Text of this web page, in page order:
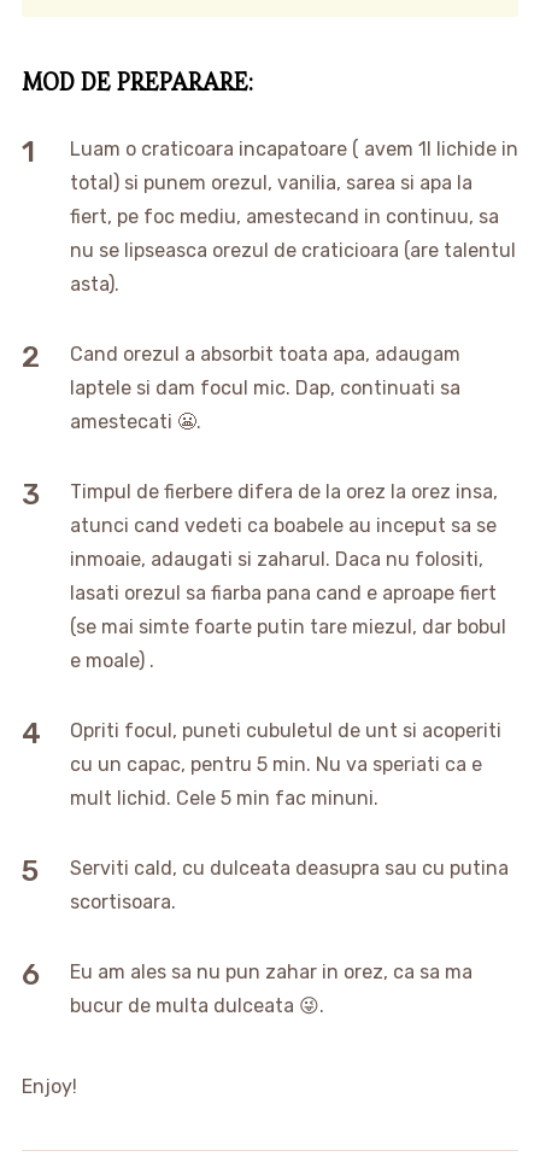
MOD DE PREPARARE:
Luam o craticoara incapatoare ( avem 1l lichide in
total) si punem orezul, vanilia, sarea si apa la
fiert, pe foc mediu, amestecand in continuu, sa
nu se lipseasca orezul de craticioara (are talentul
asta).
Cand orezul a absorbit toata apa, adaugam
laptele si dam focul mic. Dap, continuati sa
amestecati 😬.
Timpul de fierbere difera de la orez la orez insa,
atunci cand vedeti ca boabele au inceput sa se
inmoaie, adaugati si zaharul. Daca nu folositi,
lasati orezul sa fiarba pana cand e aproape fiert
(se mai simte foarte putin tare miezul, dar bobul
e moale) .
Opriti focul, puneti cubuletul de unt si acoperiti
cu un capac, pentru 5 min. Nu va speriati ca e
mult lichid. Cele 5 min fac minuni.
Serviti cald, cu dulceata deasupra sau cu putina
scortisoara.
Eu am ales sa nu pun zahar in orez, ca sa ma
bucur de multa dulceata 😜.
Enjoy!